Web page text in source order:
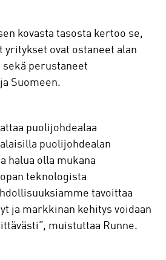
kovasta tasosta kertoo se,
ovat ostaneet alan
perustaneet
Suomeen.
puolijohdealaa
puolijohdealan
halua olla mukana
teknologista
tavoittaa
ja markkinan kehitys voidaan
muistuttaa Runne.